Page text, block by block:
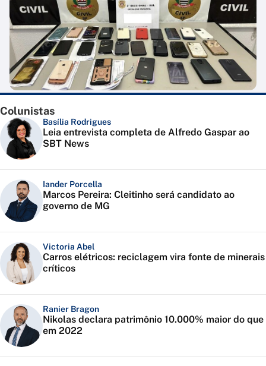
Colunistas
Basília Rodrigues
Leia entrevista completa de Alfredo Gaspar ao
SBT News
Iander Porcella
Marcos Pereira: Cleitinho será candidato ao
governo de MG
Victoria Abel
Carros elétricos: reciclagem vira fonte de minerais
críticos
Ranier Bragon
Nikolas declara patrimônio 10.000% maior do que
em 2022